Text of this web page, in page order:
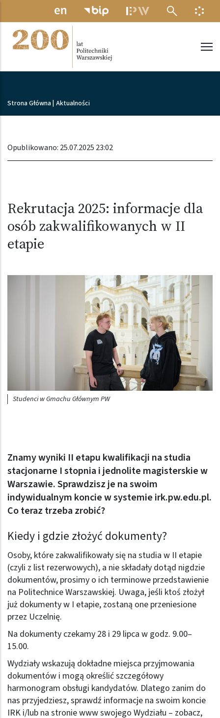
Przejdź do treści
MENU
Ścieżka nawigacyjna
Strona Główna Aktualności
Opublikowano: 25.07.2025 23:02
Rekrutacja 2025: informacje dla
osób zakwalifikowanych w II
etapie
Studenci w Gmachu Głównym PW
Znamy wyniki II etapu kwalifikacji na studia
stacjonarne I stopnia i jednolite magisterskie w
Warszawie. Sprawdzisz je na swoim
indywidualnym koncie w systemie irk.pw.edu.pl.
Co teraz trzeba zrobić?
Kiedy i gdzie złożyć dokumenty?
Osoby, które zakwalifikowały się na studia w II etapie
(czyli z list rezerwowych), a nie składały dotąd nigdzie
dokumentów, prosimy o ich terminowe przedstawienie
na Politechnice Warszawskiej. Uwaga, jeśli ktoś złożył
już dokumenty w I etapie, zostaną one przeniesione
przez Uczelnię.
Na dokumenty czekamy 28 i 29 lipca w godz. 9.00–
15.00.
Wydziały wskazują dokładne miejsca przyjmowania
dokumentów i mogą określić szczegółowy
harmonogram obsługi kandydatów. Dlatego zanim do
nas przyjedziesz, sprawdź informacje na swoim koncie
IRK i/lub na stronie www swojego Wydziału – zobacz,